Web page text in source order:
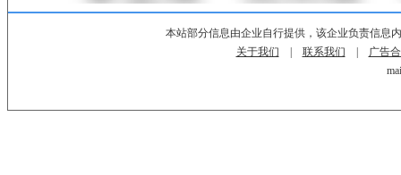
本站部分信息由企业自行提供，该企业负责信息
关于我们
联系我们
广告